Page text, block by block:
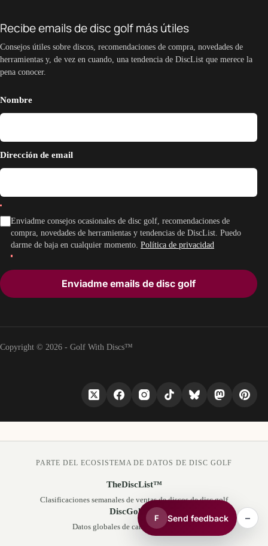
Recibe emails de disc golf más útiles
Consejos útiles sobre discos, recomendaciones de compra, novedades de
herramientas y, de vez en cuando, una tendencia de DiscList que merece la
pena conocer.
Nombre
Dirección de email
Enviadme consejos ocasionales de disc golf, recomendaciones de
compra, novedades de herramientas y tendencias de DiscList. Puedo
darme de baja en cualquier momento. Política de privacidad
Enviadme emails de disc golf
Copyright © 2026 - Golf With Discs™
F Send feedback –
PARTE DEL ECOSISTEMA DE DATOS DE DISC GOLF
TheDiscList™
Clasificaciones semanales de ventas de discos de disc golf
DiscGolfAPI
Datos globales de campos de disc golf